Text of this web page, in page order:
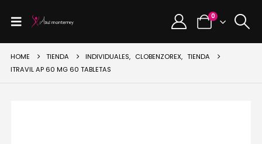
0
HOME TIENDA INDIVIDUALES, CLOBENZOREX, TIENDA
ITRAVIL AP 60 MG 60 TABLETAS